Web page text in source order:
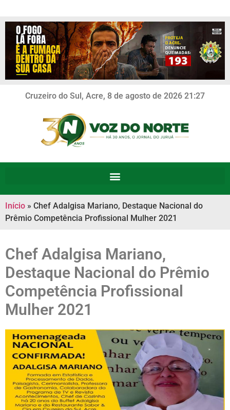
Cruzeiro do Sul, Acre, 8 de agosto de 2026 21:27
Início » Chef Adalgisa Mariano, Destaque Nacional do
Prêmio Competência Profissional Mulher 2021
Chef Adalgisa Mariano,
Destaque Nacional do Prêmio
Competência Profissional
Mulher 2021